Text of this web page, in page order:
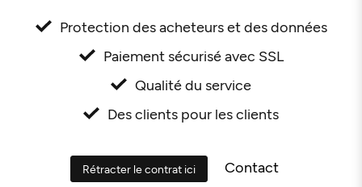
Protection des acheteurs et des données
Paiement sécurisé avec SSL
Qualité du service
Des clients pour les clients
Rétracter le contrat ici Contact